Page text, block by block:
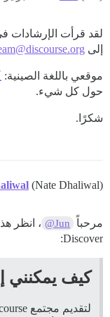
لقد قرأت الإرشادات
إلى
موقعي باللغة الصينية:
حول كل شيء.
شكرًا.
(Nate Dhaliwal)
مرحباً @Jun
Discover:
كيف يمكنني